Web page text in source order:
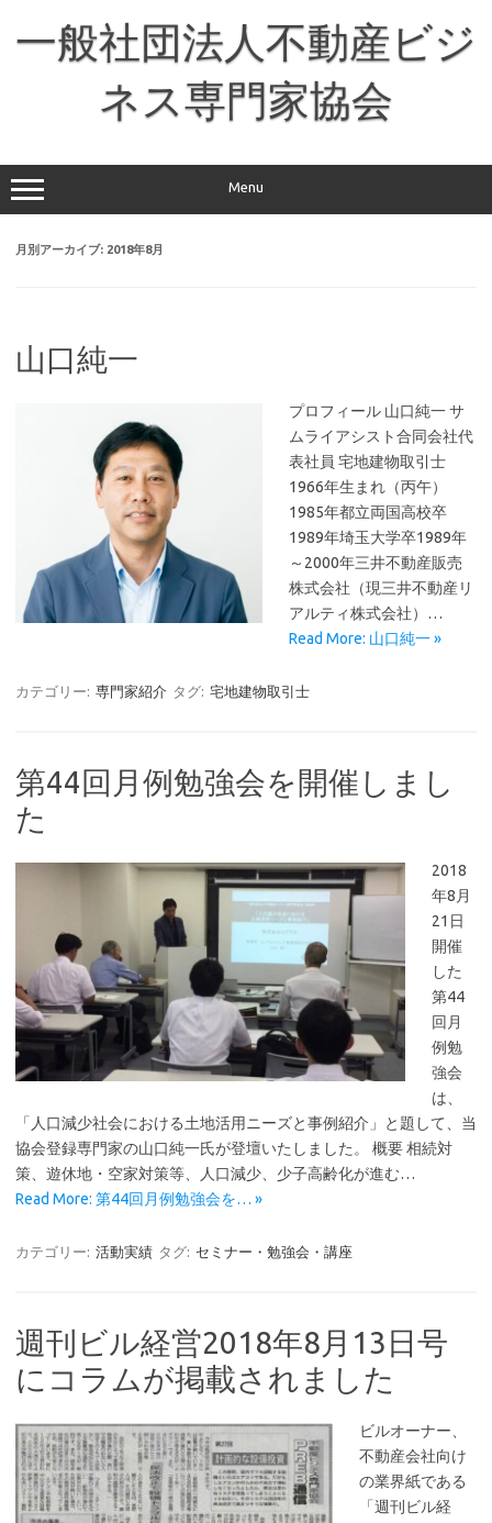
一般社団法人不動産ビジ
ネス専門家協会
Menu
月別アーカイブ: 2018年8月
山口純一
プロフィール 山口純一 サ
ムライアシスト合同会社代
表社員 宅地建物取引士
1966年生まれ（丙午）
1985年都立両国高校卒
1989年埼玉大学卒1989年
～2000年三井不動産販売
株式会社（現三井不動産リ
アルティ株式会社）…
Read More: 山口純一 »
カテゴリー: 専門家紹介 タグ: 宅地建物取引士
第44回月例勉強会を開催しまし
た
2018
年8月
21日
開催
した
第44
回月
例勉
強会
は、
「人口減少社会における土地活用ニーズと事例紹介」と題して、当
協会登録専門家の山口純一氏が登壇いたしました。 概要 相続対
策、遊休地・空家対策等、人口減少、少子高齢化が進む…
Read More: 第44回月例勉強会を… »
カテゴリー: 活動実績 タグ: セミナー・勉強会・講座
週刊ビル経営2018年8月13日号
にコラムが掲載されました
ビルオーナー、
不動産会社向け
の業界紙である
「週刊ビル経